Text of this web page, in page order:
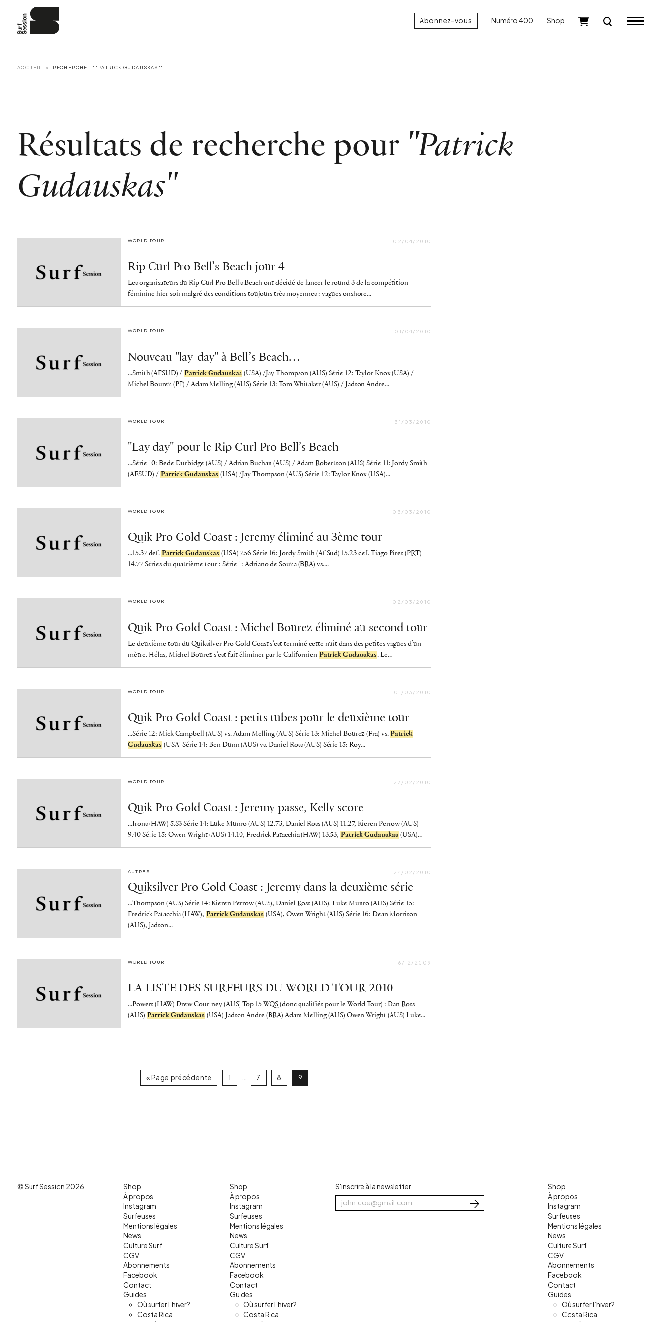
Abonnez-vous Numéro 400 Shop
ACCUEIL RECHERCHE : ""PATRICK GUDAUSKAS""
Résultats de recherche pour "Patrick
Gudauskas"
WORLD TOUR 02/04/2010
Rip Curl Pro Bell’s Beach jour 4
Les organisateurs du Rip Curl Pro Bell’s Beach ont décidé de lancer le round 3 de la compétition
féminine hier soir malgré des conditions toujours très moyennes : vagues onshore...
WORLD TOUR 01/04/2010
Nouveau "lay-day" à Bell’s Beach…
...Smith (AFSUD) / Patrick Gudauskas (USA) /Jay Thompson (AUS) Série 12: Taylor Knox (USA) /
Michel Bourez (PF) / Adam Melling (AUS) Série 13: Tom Whitaker (AUS) / Jadson Andre...
WORLD TOUR 31/03/2010
"Lay day" pour le Rip Curl Pro Bell’s Beach
...Série 10: Bede Durbidge (AUS) / Adrian Buchan (AUS) / Adam Robertson (AUS) Série 11: Jordy Smith
(AFSUD) / Patrick Gudauskas (USA) /Jay Thompson (AUS) Série 12: Taylor Knox (USA)...
WORLD TOUR 03/03/2010
Quik Pro Gold Coast : Jeremy éliminé au 3ème tour
...15.37 def. Patrick Gudauskas (USA) 7.56 Série 16: Jordy Smith (Af Sud) 15.23 def. Tiago Pires (PRT)
14.77 Séries du quatrième tour : Série 1: Adriano de Souza (BRA) vs....
WORLD TOUR 02/03/2010
Quik Pro Gold Coast : Michel Bourez éliminé au second tour
Le deuxième tour du Quiksilver Pro Gold Coast s’est terminé cette nuit dans des petites vagues d’un
mètre. Hélas, Michel Bourez s’est fait éliminer par le Californien Patrick Gudauskas. Le...
WORLD TOUR 01/03/2010
Quik Pro Gold Coast : petits tubes pour le deuxième tour
...Série 12: Mick Campbell (AUS) vs. Adam Melling (AUS) Série 13: Michel Bourez (Fra) vs. Patrick
Gudauskas (USA) Série 14: Ben Dunn (AUS) vs. Daniel Ross (AUS) Série 15: Roy...
WORLD TOUR 27/02/2010
Quik Pro Gold Coast : Jeremy passe, Kelly score
...Irons (HAW) 5.83 Série 14: Luke Munro (AUS) 12.73, Daniel Ross (AUS) 11.27, Kieren Perrow (AUS)
9.40 Série 15: Owen Wright (AUS) 14.10, Fredrick Patacchia (HAW) 13.53, Patrick Gudauskas (USA)...
AUTRES 24/02/2010
Quiksilver Pro Gold Coast : Jeremy dans la deuxième série
...Thompson (AUS) Série 14: Kieren Perrow (AUS), Daniel Ross (AUS), Luke Munro (AUS) Série 15:
Fredrick Patacchia (HAW), Patrick Gudauskas (USA), Owen Wright (AUS) Série 16: Dean Morrison
(AUS), Jadson...
WORLD TOUR 16/12/2009
LA LISTE DES SURFEURS DU WORLD TOUR 2010
...Powers (HAW) Drew Courtney (AUS) Top 15 WQS (donc qualifiés pour le World Tour) : Dan Ross
(AUS) Patrick Gudauskas (USA) Jadson Andre (BRA) Adam Melling (AUS) Owen Wright (AUS) Luke...
« Page précédente 1 7 8 9
© Surf Session 2026
Shop
À propos
Instagram
Surfeuses
Mentions légales
News
Culture Surf
CGV
Abonnements
Facebook
Contact
Guides
Où surfer l’hiver?
Costa Rica
Shop
À propos
Instagram
Surfeuses
Mentions légales
News
Culture Surf
CGV
Abonnements
Facebook
Contact
Guides
Où surfer l’hiver?
Costa Rica
S'inscrire à la newsletter
S'inscrire
Shop
À propos
Instagram
Surfeuses
Mentions légales
News
Culture Surf
CGV
Abonnements
Facebook
Contact
Guides
Où surfer l’hiver?
Costa Rica